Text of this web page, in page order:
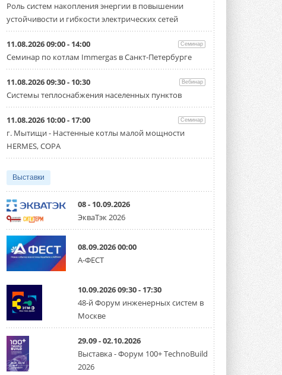
Роль систем накопления энергии в повышении
устойчивости и гибкости электрических сетей
11.08.2026 09:00 - 14:00 Семинар
Семинар по котлам Immergas в Санкт-Петербурге
11.08.2026 09:30 - 10:30 Вебинар
Системы теплоснабжения населенных пунктов
11.08.2026 10:00 - 17:00 Семинар
г. Мытищи - Настенные котлы малой мощности
HERMES, COPA
Выставки
08 - 10.09.2026
ЭкваТэк 2026
08.09.2026 00:00
А-ФЕСТ
10.09.2026 09:30 - 17:30
48-й Форум инженерных систем в
Москве
29.09 - 02.10.2026
Выставка - Форум 100+ TechnoBuild
2026